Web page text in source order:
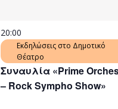
Συναυλία «Prime
– Rock Sympho Show»
20:00
Εκδηλώσεις στο Δημοτικό
Θέατρο